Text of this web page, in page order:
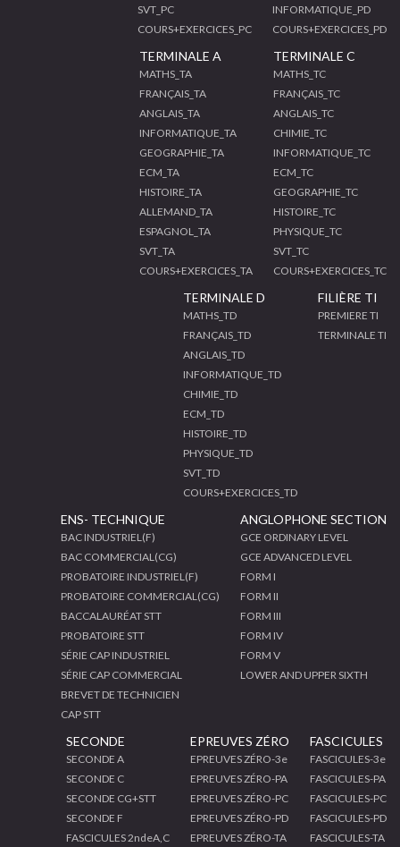
SVT_PC
COURS+EXERCICES_PC
INFORMATIQUE_PD
COURS+EXERCICES_PD
TERMINALE A
MATHS_TA
FRANÇAIS_TA
ANGLAIS_TA
INFORMATIQUE_TA
GEOGRAPHIE_TA
ECM_TA
HISTOIRE_TA
ALLEMAND_TA
ESPAGNOL_TA
SVT_TA
COURS+EXERCICES_TA
TERMINALE C
MATHS_TC
FRANÇAIS_TC
ANGLAIS_TC
CHIMIE_TC
INFORMATIQUE_TC
ECM_TC
GEOGRAPHIE_TC
HISTOIRE_TC
PHYSIQUE_TC
SVT_TC
COURS+EXERCICES_TC
TERMINALE D
MATHS_TD
FRANÇAIS_TD
ANGLAIS_TD
INFORMATIQUE_TD
CHIMIE_TD
ECM_TD
HISTOIRE_TD
PHYSIQUE_TD
SVT_TD
COURS+EXERCICES_TD
FILIÈRE TI
PREMIERE TI
TERMINALE TI
ENS- TECHNIQUE
BAC INDUSTRIEL(F)
BAC COMMERCIAL(CG)
PROBATOIRE INDUSTRIEL(F)
PROBATOIRE COMMERCIAL(CG)
BACCALAURÉAT STT
PROBATOIRE STT
SÉRIE CAP INDUSTRIEL
SÉRIE CAP COMMERCIAL
BREVET DE TECHNICIEN
CAP STT
ANGLOPHONE SECTION
GCE ORDINARY LEVEL
GCE ADVANCED LEVEL
FORM I
FORM II
FORM III
FORM IV
FORM V
LOWER AND UPPER SIXTH
SECONDE
SECONDE A
SECONDE C
SECONDE CG+STT
SECONDE F
FASCICULES 2ndeA,C
EPREUVES ZÉRO
EPREUVES ZÉRO-3e
EPREUVES ZÉRO-PA
EPREUVES ZÉRO-PC
EPREUVES ZÉRO-PD
EPREUVES ZÉRO-TA
FASCICULES
FASCICULES-3e
FASCICULES-PA
FASCICULES-PC
FASCICULES-PD
FASCICULES-TA